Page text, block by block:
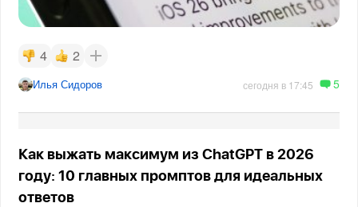
4 2
Илья Сидоров сегодня в 17:45 5
Как выжать максимум из ChatGPT в 2026
году: 10 главных промптов для идеальных
ответов